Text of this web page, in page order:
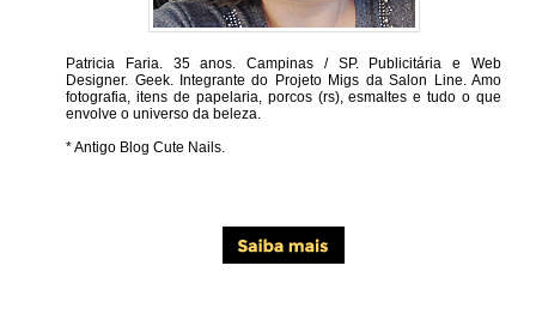
Patricia Faria. 35 anos. Campinas / SP. Publicitária e Web
Designer. Geek. Integrante do Projeto Migs da Salon Line. Amo
fotografia, itens de papelaria, porcos (rs), esmaltes e tudo o que
envolve o universo da beleza.
* Antigo Blog Cute Nails.